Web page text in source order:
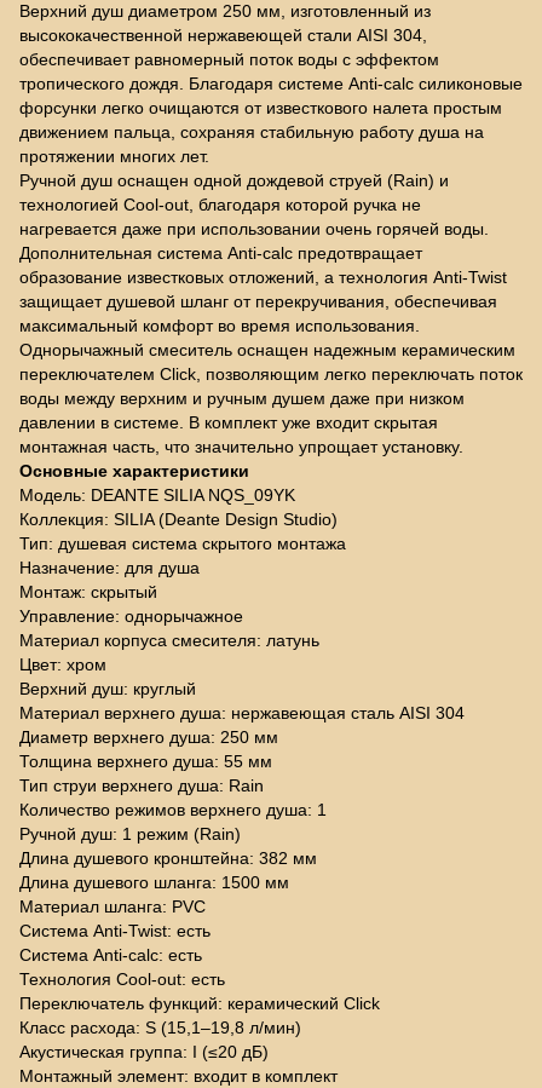
Верхний душ диаметром 250 мм, изготовленный из
высококачественной нержавеющей стали AISI 304,
обеспечивает равномерный поток воды с эффектом
тропического дождя. Благодаря системе Anti-calc силиконовые
форсунки легко очищаются от известкового налета простым
движением пальца, сохраняя стабильную работу душа на
протяжении многих лет.
Ручной душ оснащен одной дождевой струей (Rain) и
технологией Cool-out, благодаря которой ручка не
нагревается даже при использовании очень горячей воды.
Дополнительная система Anti-calc предотвращает
образование известковых отложений, а технология Anti-Twist
защищает душевой шланг от перекручивания, обеспечивая
максимальный комфорт во время использования.
Однорычажный смеситель оснащен надежным керамическим
переключателем Click, позволяющим легко переключать поток
воды между верхним и ручным душем даже при низком
давлении в системе. В комплект уже входит скрытая
монтажная часть, что значительно упрощает установку.
Основные характеристики
Модель: DEANTE SILIA NQS_09YK
Коллекция: SILIA (Deante Design Studio)
Тип: душевая система скрытого монтажа
Назначение: для душа
Монтаж: скрытый
Управление: однорычажное
Материал корпуса смесителя: латунь
Цвет: хром
Верхний душ: круглый
Материал верхнего душа: нержавеющая сталь AISI 304
Диаметр верхнего душа: 250 мм
Толщина верхнего душа: 55 мм
Тип струи верхнего душа: Rain
Количество режимов верхнего душа: 1
Ручной душ: 1 режим (Rain)
Длина душевого кронштейна: 382 мм
Длина душевого шланга: 1500 мм
Материал шланга: PVC
Система Anti-Twist: есть
Система Anti-calc: есть
Технология Cool-out: есть
Переключатель функций: керамический Click
Класс расхода: S (15,1–19,8 л/мин)
Акустическая группа: I (≤20 дБ)
Монтажный элемент: входит в комплект